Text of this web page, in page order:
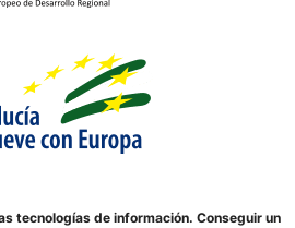
tecnologías de información. Conseguir un